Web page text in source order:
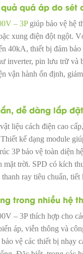
quá áp do sét
– 3Pgiúp bảo vệ hệ
xung điện đột ngột.
40kA, thiết bị đảm bảo
inverter, pin lưu trữ và
vận hành ổn định,
dễ dàng lắp đặt
liệu cách điện cao
kế dạng module
3P bảo vệ toàn diện
mặt trời. SPD có kích
ray tiêu chuẩn,
trong nhiều hệ
– 3P thích hợp cho
áp, viễn thông và
vệ các thiết bị nhạy